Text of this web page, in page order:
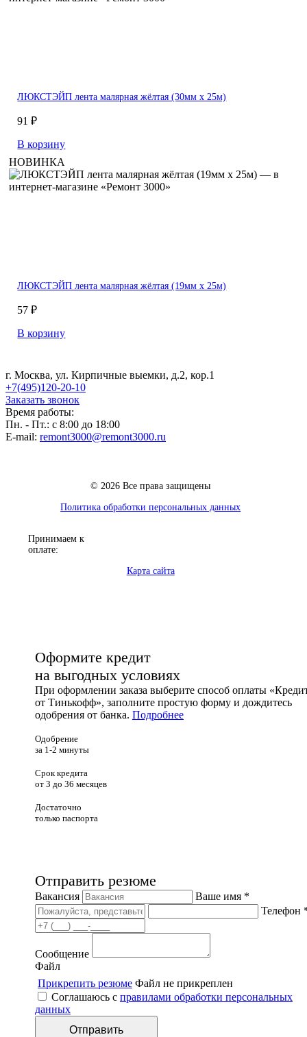
ЛЮКСТЭЙП лента малярная жёлтая (30мм х 25м)
91 ₽
В корзину
НОВИНКА
ЛЮКСТЭЙП лента малярная жёлтая (19мм х 25м)
57 ₽
В корзину
г. Москва, ул. Кирпичные выемки, д.2, кор.1
+7(495)120-20-10
Заказать звонок
Время работы:
Пн. - Пт.: с 8:00 до 18:00
E-mail: remont3000@remont3000.ru
© 2026 Все права защищены
Политика обработки персональных данных
Принимаем к
оплате:
Карта сайта
Оформите кредит
на выгодных условиях
При оформлении заказа выберите способ оплаты
от Тинькофф», заполните простую форму и дождитесь
одобрения от банка. Подробнее
Одобрение
за 1-2 минуты
Срок кредита
от 3 до 36 месяцев
Достаточно
только паспорта
Отправить резюме
Вакансия
Ваше имя *
Телефон
Сообщение
Файл
Прикрепить резюме Файл не прикреплен
Соглашаюсь с правилами обработки персональных
данных